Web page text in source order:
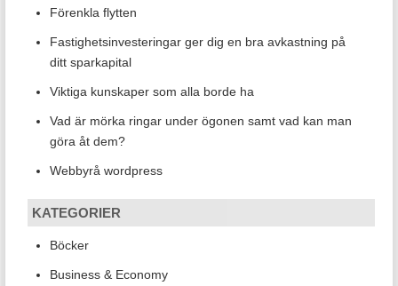
Förenkla flytten
Fastighetsinvesteringar ger dig en bra avkastning på
ditt sparkapital
Viktiga kunskaper som alla borde ha
Vad är mörka ringar under ögonen samt vad kan man
göra åt dem?
Webbyrå wordpress
KATEGORIER
Böcker
Business & Economy